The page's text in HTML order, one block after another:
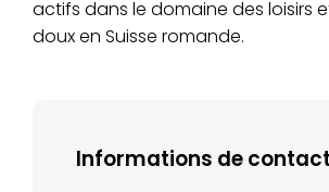
actifs dans le domaine des loisirs
doux en Suisse romande.
Informations de contact